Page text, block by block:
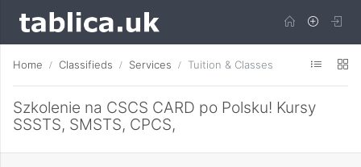
Home Classifieds Services Tuition & Classes
Szkolenie na CSCS CARD po Polsku! Kursy
SSSTS, SMSTS, CPCS,